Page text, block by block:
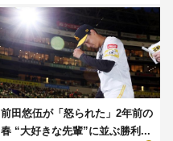
前田悠伍が「怒られた」2年前の
春 “大好きな先輩”に並ぶ勝利...